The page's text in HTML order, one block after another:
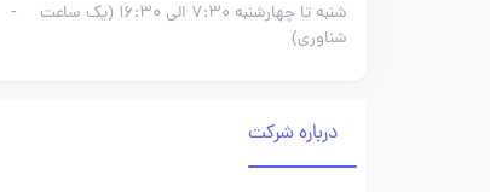
شنبه تا چهارشنبه 7:30 الی 16:30 (یک ساعت
شناوری)
-
درباره شرکت